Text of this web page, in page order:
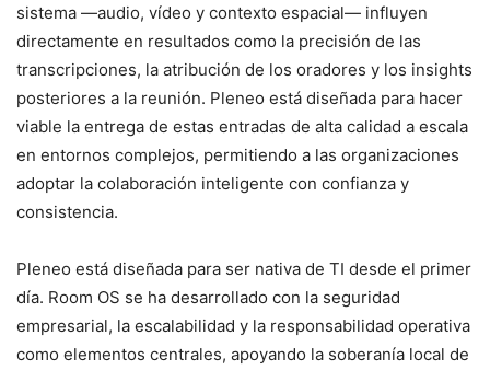
sistema —audio, vídeo y contexto espacial— influyen
directamente en resultados como la precisión de las
transcripciones, la atribución de los oradores y los insights
posteriores a la reunión. Pleneo está diseñada para hacer
viable la entrega de estas entradas de alta calidad a escala
en entornos complejos, permitiendo a las organizaciones
adoptar la colaboración inteligente con confianza y
consistencia.
Pleneo está diseñada para ser nativa de TI desde el primer
día. Room OS se ha desarrollado con la seguridad
empresarial, la escalabilidad y la responsabilidad operativa
como elementos centrales, apoyando la soberanía local de